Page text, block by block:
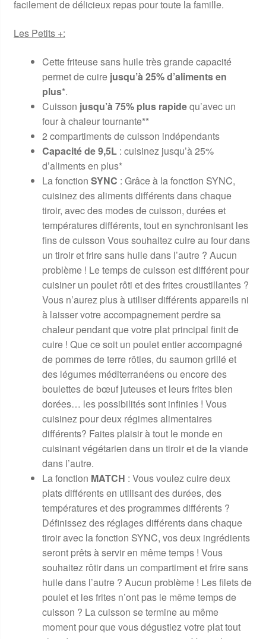
facilement de délicieux repas pour toute la famille.
Les Petits +:
Cette friteuse sans huile très grande capacité
permet de cuire jusqu’à 25% d’aliments en
plus*.
Cuisson jusqu’à 75% plus rapidequ’avec un
four à chaleur tournante**
2 compartiments de cuisson indépendants
Capacité de 9,5L : cuisinez jusqu’à 25%
d’aliments en plus*
La fonction SYNC : Grâce à la fonction SYNC,
cuisinez des aliments différents dans chaque
tiroir, avec des modes de cuisson, durées et
températures différents, tout en synchronisant les
fins de cuisson Vous souhaitez cuire au four dans
un tiroir et frire sans huile dans l’autre ? Aucun
problème ! Le temps de cuisson est différent pour
cuisiner un poulet rôti et des frites croustillantes ?
Vous n’aurez plus à utiliser différents appareils ni
à laisser votre accompagnement perdre sa
chaleur pendant que votre plat principal finit de
cuire ! Que ce soit un poulet entier accompagné
de pommes de terre rôties, du saumon grillé et
des légumes méditerranéens ou encore des
boulettes de bœuf juteuses et leurs frites bien
dorées… les possibilités sont infinies ! Vous
cuisinez pour deux régimes alimentaires
différents? Faites plaisir à tout le monde en
cuisinant végétarien dans un tiroir et de la viande
dans l’autre.
La fonction MATCH : Vous voulez cuire deux
plats différents en utilisant des durées, des
températures et des programmes différents ?
Définissez des réglages différents dans chaque
tiroir avec la fonction SYNC, vos deux ingrédients
seront prêts à servir en même temps ! Vous
souhaitez rôtir dans un compartiment et frire sans
huile dans l’autre ? Aucun problème ! Les filets de
poulet et les frites n’ont pas le même temps de
cuisson ? La cuisson se termine au même
moment pour que vous dégustiez votre plat tout